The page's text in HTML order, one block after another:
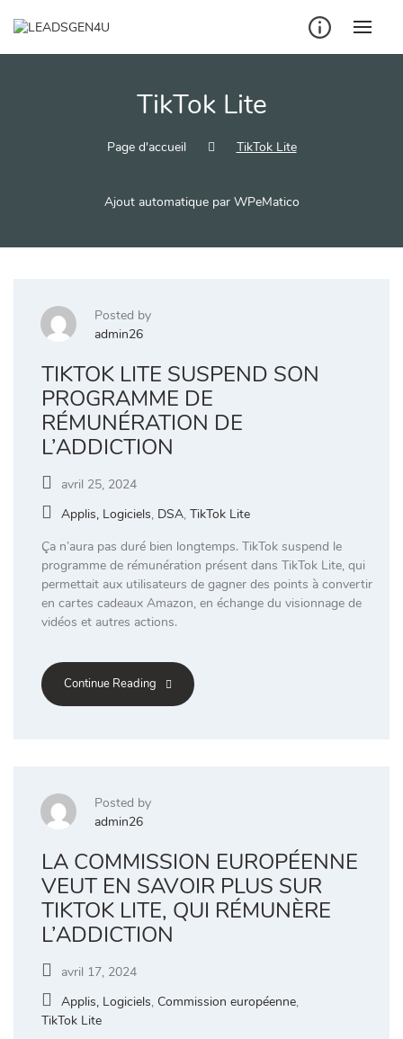
TikTok Lite
Page d'accueil TikTok Lite
Ajout automatique par WPeMatico
Posted by
admin26
TIKTOK LITE SUSPEND SON
PROGRAMME DE
RÉMUNÉRATION DE
L’ADDICTION
avril 25, 2024
Applis, Logiciels, DSA, TikTok Lite
Ça n’aura pas duré bien longtemps. TikTok suspend le
programme de rémunération présent dans TikTok Lite, qui
permettait aux utilisateurs de gagner des points à convertir
en cartes cadeaux Amazon, en échange du visionnage de
vidéos et autres actions.
Continue Reading
Posted by
admin26
LA COMMISSION EUROPÉENNE
VEUT EN SAVOIR PLUS SUR
TIKTOK LITE, QUI RÉMUNÈRE
L’ADDICTION
avril 17, 2024
Applis, Logiciels, Commission européenne,
TikTok Lite